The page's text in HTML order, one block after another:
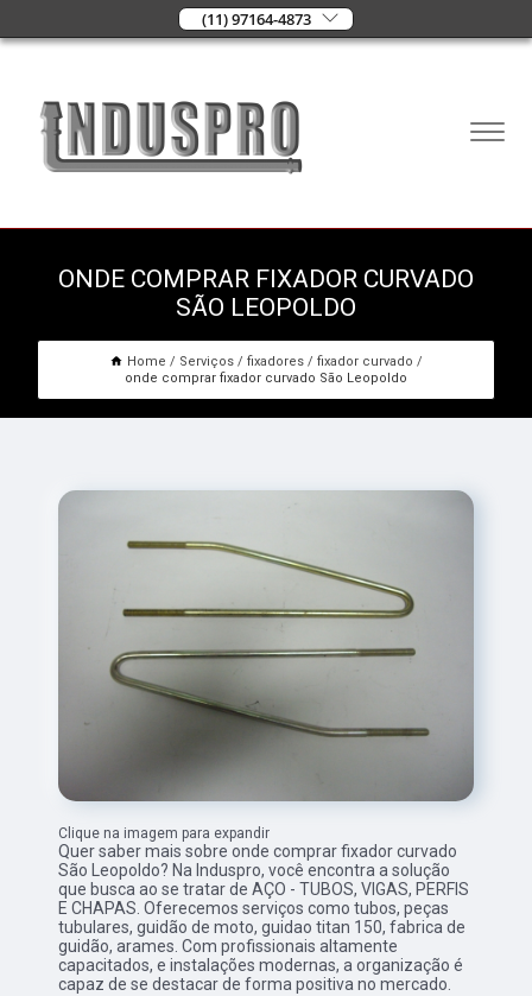
(11) 97164-4873
ONDE COMPRAR FIXADOR CURVADO
SÃO LEOPOLDO
Home Serviços fixadores
fixador curvado
onde comprar fixador curvado São Leopoldo
Clique na imagem para expandir
Quer saber mais sobre onde comprar fixador curvado
São Leopoldo? Na Induspro, você encontra a solução
que busca ao se tratar de AÇO - TUBOS, VIGAS, PERFIS
E CHAPAS. Oferecemos serviços como tubos, peças
tubulares, guidão de moto, guidao titan 150, fabrica de
guidão, arames. Com profissionais altamente
capacitados, e instalações modernas, a organização é
capaz de se destacar de forma positiva no mercado.